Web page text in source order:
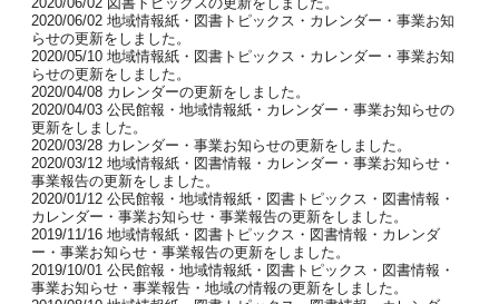
2020/06/02 地域情報紙・図書トピックス・カレンダー・事業お知
らせの更新をしました。
2020/05/10 地域情報紙・図書トピックス・カレンダー・事業お知
らせの更新をしました。
2020/04/08 カレンダーの更新をしました。
2020/04/03 公民館報・地域情報紙・カレンダー・事業お知らせの
更新をしました。
2020/03/28 カレンダー・事業お知らせの更新をしました。
2020/03/12 地域情報紙・図書情報・カレンダー・事業お知らせ・
事業報告の更新をしました。
2020/01/12 公民館報・地域情報紙・図書トピックス・図書情報・
カレンダー・事業お知らせ・事業報告の更新をしました。
2019/11/16 地域情報紙・図書トピックス・図書情報・カレンダ
ー・事業お知らせ・事業報告の更新をしました。
2019/10/01 公民館報・地域情報紙・図書トピックス・図書情報・
事業お知らせ・事業報告・地域の情報の更新をしました。